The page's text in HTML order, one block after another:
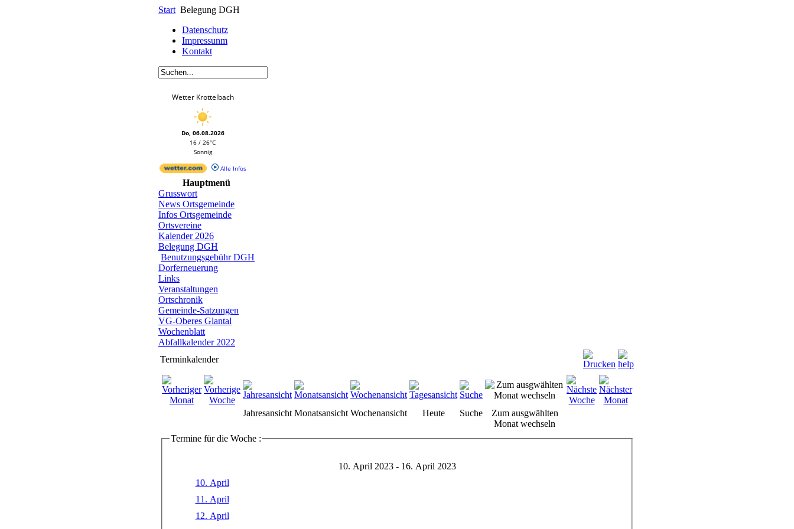
Start Belegung DGH
Datenschutz
Impressunm
Kontakt
Wetter Krottelbach
Do, 06.08.2026
16 / 26°C
Sonnig
Alle Infos
Hauptmenü
Grusswort
News Ortsgemeinde
Infos Ortsgemeinde
Ortsvereine
Kalender 2026
Belegung DGH
Benutzungsgebühr DGH
Dorferneuerung
Links
Veranstaltungen
Ortschronik
Gemeinde-Satzungen
VG-Oberes Glantal
Wochenblatt
Abfallkalender 2022
Terminkalender
Jahresansicht Monatsansicht Wochenansicht Heute Suche
Zum ausgwählten
Monat wechseln
Termine für die Woche :
10. April 2023 - 16. April 2023
10. April
11. April
12. April